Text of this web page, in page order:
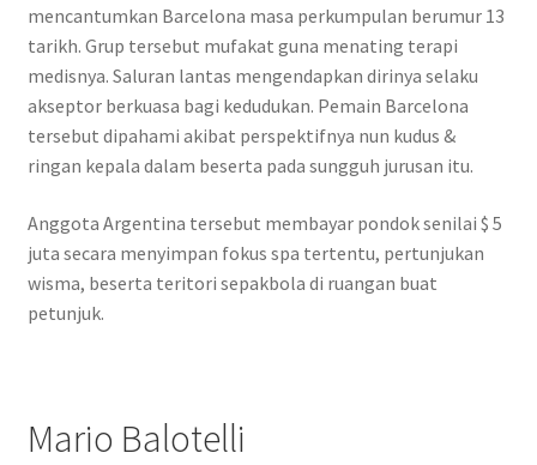
mencantumkan Barcelona masa perkumpulan berumur 13
tarikh. Grup tersebut mufakat guna menating terapi
medisnya. Saluran lantas mengendapkan dirinya selaku
akseptor berkuasa bagi kedudukan. Pemain Barcelona
tersebut dipahami akibat perspektifnya nun kudus &
ringan kepala dalam beserta pada sungguh jurusan itu.
Anggota Argentina tersebut membayar pondok senilai $ 5
juta secara menyimpan fokus spa tertentu, pertunjukan
wisma, beserta teritori sepakbola di ruangan buat
petunjuk.
Mario Balotelli